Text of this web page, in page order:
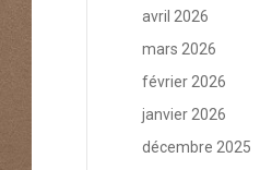
avril 2026
mars 2026
février 2026
janvier 2026
décembre 2025